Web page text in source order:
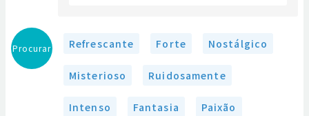
Procurar Refrescante Forte Nostálgico
Misterioso Ruidosamente
Intenso Fantasia Paixão